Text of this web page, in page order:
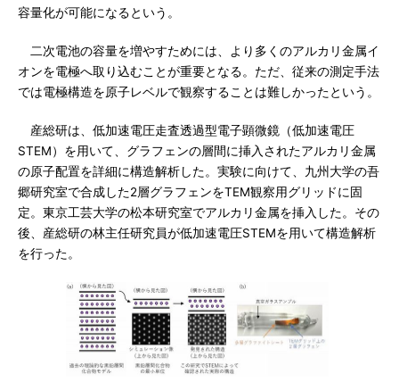
容量化が可能になるという。
二次電池の容量を増やすためには、より多くのアルカリ金属イ
オンを電極へ取り込むことが重要となる。ただ、従来の測定手法
では電極構造を原子レベルで観察することは難しかったという。
産総研は、低加速電圧走査透過型電子顕微鏡（低加速電圧
STEM）を用いて、グラフェンの層間に挿入されたアルカリ金属
の原子配置を詳細に構造解析した。実験に向けて、九州大学の吾
郷研究室で合成した2層グラフェンをTEM観察用グリッドに固
定。東京工芸大学の松本研究室でアルカリ金属を挿入した。その
後、産総研の林主任研究員が低加速電圧STEMを用いて構造解析
を行った。